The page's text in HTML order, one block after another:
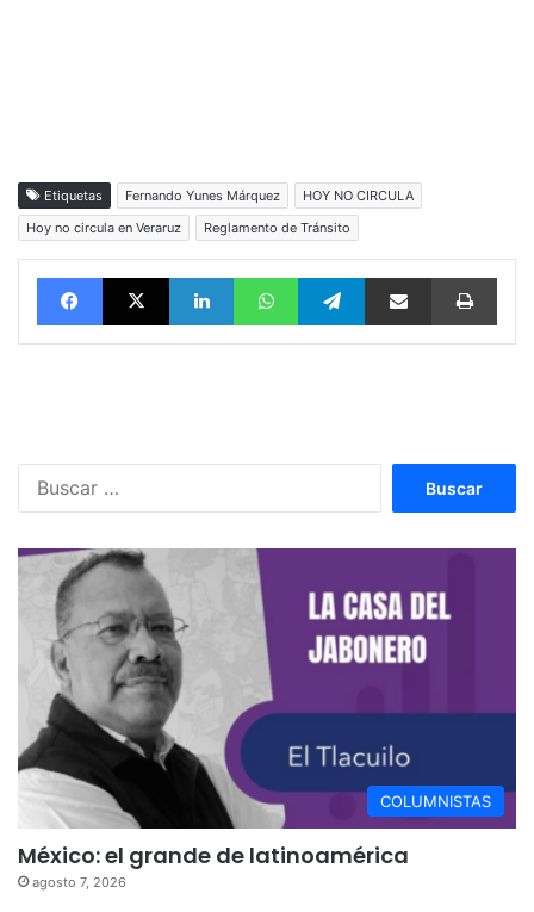
Etiquetas Fernando Yunes Márquez
HOY NO CIRCULA
Hoy no circula en Veraruz
Reglamento de Tránsito
FacebookX LinkedInWhatsAppTelegramvía email
COLUMNISTAS
México: el grande de latinoamérica
agosto 7, 2026